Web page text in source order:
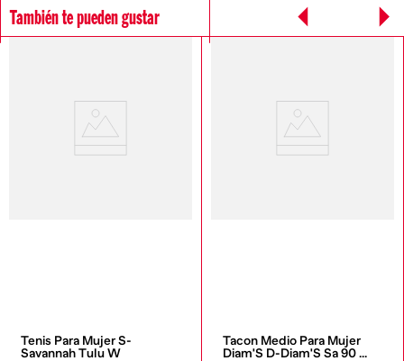
También te pueden gustar
Tenis Para Mujer S-
Savannah Tulu W
Tacon Medio Para Mujer
Diam'S D-Diam'S Sa 90